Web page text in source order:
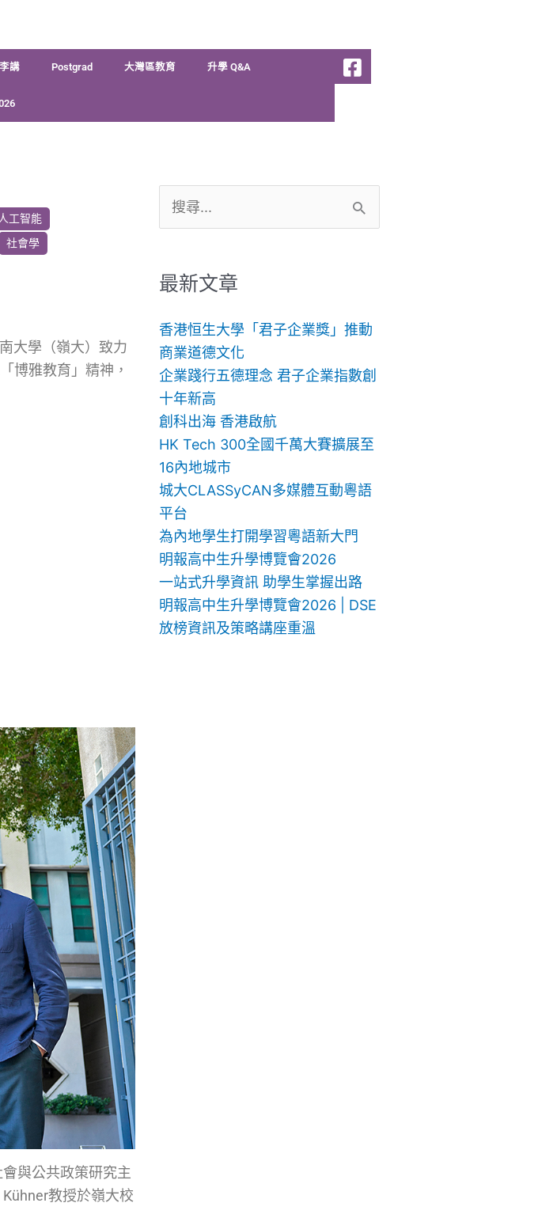
講 Postgrad 大灣區教育 升學 Q&A
人工智能
社會學
大學（嶺大）致力
博雅教育」精神，
與公共政策研究主
教授於嶺大校
尋
鍵
最新文章
香港恒生大學「君子企業獎」推動
商業道德文化
企業踐行五德理念 君子企業指數創
十年新高
創科出海 香港啟航
HK Tech 300全國千萬大賽擴展至
16內地城市
城大CLASSyCAN多媒體互動粵語
平台
為內地學生打開學習粵語新大門
明報高中生升學博覽會2026
一站式升學資訊 助學生掌握出路
明報高中生升學博覽會2026 | DSE
放榜資訊及策略講座重溫